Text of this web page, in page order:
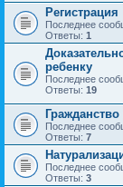
Регистрация
Последнее
Ответы: 1
ребенку
Последнее
Ответы: 19
Последнее
Ответы: 7
Последнее
Ответы: 3